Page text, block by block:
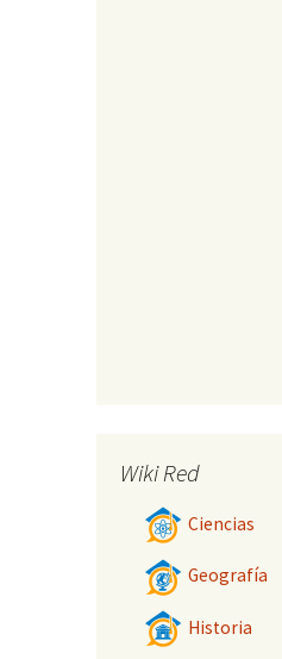
Wiki Red
Ciencias
Geografía
Historia